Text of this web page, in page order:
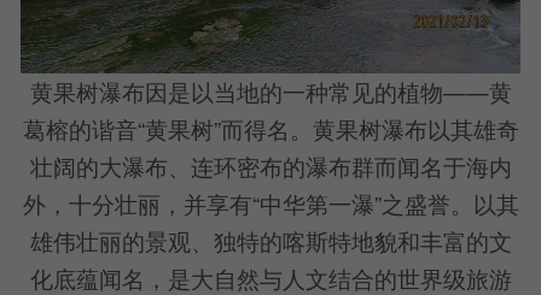
黄果树瀑布因是以当地的一种常见的植物——黄
葛榕的谐音“黄果树”而得名。黄果树瀑布以其雄奇
壮阔的大瀑布、连环密布的瀑布群而闻名于海内
外，十分壮丽，并享有“中华第一瀑”之盛誉。以其
雄伟壮丽的景观、独特的喀斯特地貌和丰富的文
化底蕴闻名，是大自然与人文结合的世界级旅游